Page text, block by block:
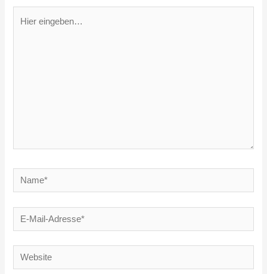
Name*
E-
Mail-
Adresse*
Website